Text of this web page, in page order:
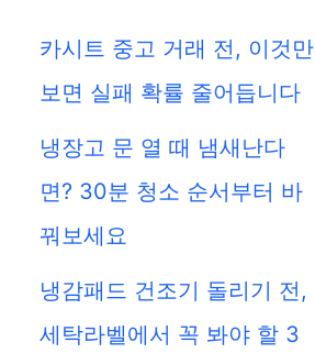
카시트 중고 거래 전, 이것만
보면 실패 확률 줄어듭니다
냉장고 문 열 때 냄새난다
면? 30분 청소 순서부터 바
꿔보세요
냉감패드 건조기 돌리기 전,
세탁라벨에서 꼭 봐야 할 3